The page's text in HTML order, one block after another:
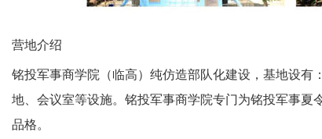
营地介绍
铭投军事商学院（临高）纯仿造部队化建设，基地设
地、会议室等设施。铭投军事商学院专门为铭投军事
品格。